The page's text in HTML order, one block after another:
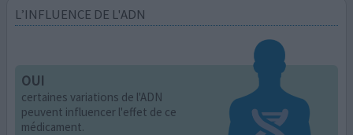
L’INFLUENCE DE L'ADN
OUI
certaines variations de l'ADN
peuvent influencer l'effet de ce
médicament.